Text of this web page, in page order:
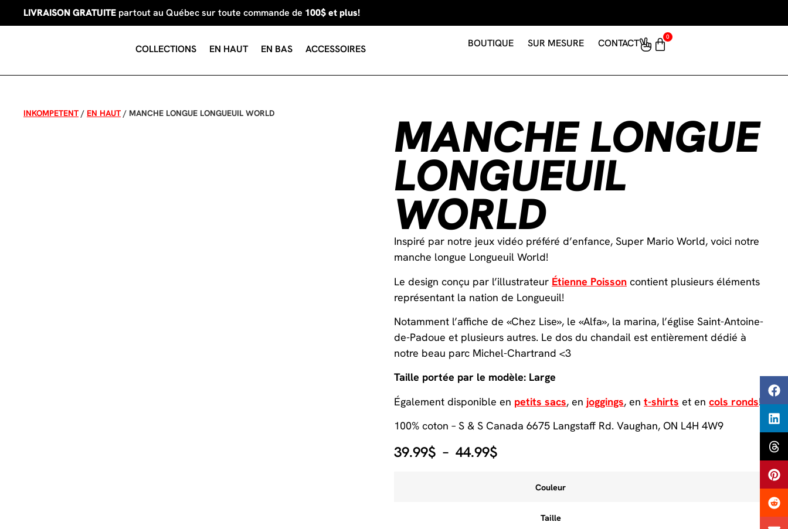
LIVRAISON GRATUITE partout au Québec sur toute commande de 100$ et plus!
COLLECTIONS EN HAUT EN BAS ACCESSOIRES BOUTIQUE SUR MESURE CONTACT
0
INKOMPETENT / EN HAUT / MANCHE LONGUE LONGUEUIL WORLD MANCHE LONGUE
LONGUEUIL
WORLD
Inspiré par notre jeux vidéo préféré d’enfance, Super Mario World, voici notre
manche longue Longueuil World!
Le design conçu par l’illustrateur Étienne Poisson contient plusieurs éléments
représentant la nation de Longueuil!
Notamment l’affiche de «Chez Lise», le «Alfa», la marina, l’église Saint-Antoine-
de-Padoue et plusieurs autres. Le dos du chandail est entièrement dédié à
notre beau parc Michel-Chartrand <3
Taille portée par le modèle: Large
Également disponible en petits sacs, en joggings, en t-shirts et en cols ronds!
100% coton – S & S Canada 6675 Langstaff Rd. Vaughan, ON L4H 4W9
39.99$ – 44.99$
Couleur
Taille